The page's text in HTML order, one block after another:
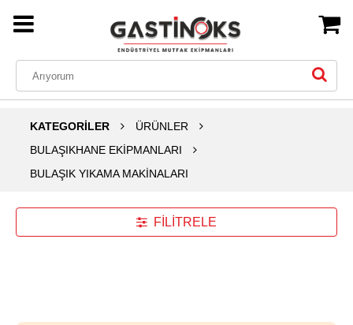
KATEGORİLER
ÜRÜNLER
BULAŞIKHANE EKİPMANLARI
BULAŞIK YIKAMA MAKİNALARI
FİLİTRELE